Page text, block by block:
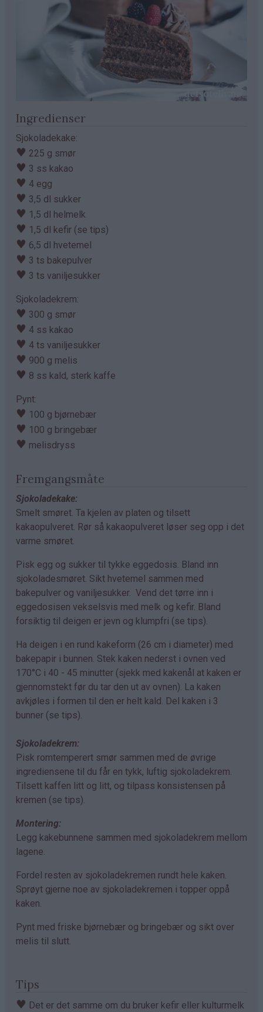
Ingredienser
Sjokoladekake:
♥ 225 g smør
♥ 3 ss kakao
♥ 4 egg
♥ 3,5 dl sukker
♥ 1,5 dl helmelk
♥ 1,5 dl kefir (se tips)
♥ 6,5 dl hvetemel
♥ 3 ts bakepulver
♥ 3 ts vaniljesukker
Sjokoladekrem:
♥ 300 g smør
♥ 4 ss kakao
♥ 4 ts vaniljesukker
♥ 900 g melis
♥ 8 ss kald, sterk kaffe
Pynt:
♥ 100 g bjørnebær
♥ 100 g bringebær
♥ melisdryss
Fremgangsmåte
Sjokoladekake:
Smelt smøret. Ta kjelen av platen og tilsett
kakaopulveret. Rør så kakaopulveret løser seg opp i det
varme smøret.
Pisk egg og sukker til tykke eggedosis. Bland inn
sjokoladesmøret. Sikt hvetemel sammen med
bakepulver og vaniljesukker. Vend det tørre inn i
eggedosisen vekselsvis med melk og kefir. Bland
forsiktig til deigen er jevn og klumpfri (se tips).
Ha deigen i en rund kakeform (26 cm i diameter) med
bakepapir i bunnen. Stek kaken nederst i ovnen ved
170°C i 40 - 45 minutter (sjekk med kakenål at kaken er
gjennomstekt før du tar den ut av ovnen). La kaken
avkjøles i formen til den er helt kald. Del kaken i 3
bunner (se tips).
Sjokoladekrem:
Pisk romtemperert smør sammen med de øvrige
ingrediensene til du får en tykk, luftig sjokoladekrem.
Tilsett kaffen litt og litt, og tilpass konsistensen på
kremen (se tips).
Montering:
Legg kakebunnene sammen med sjokoladekrem mellom
lagene.
Fordel resten av sjokoladekremen rundt hele kaken.
Sprøyt gjerne noe av sjokoladekremen i topper oppå
kaken.
Pynt med friske bjørnebær og bringebær og sikt over
melis til slutt.
Tips
♥ Det er det samme om du bruker kefir eller kulturmelk